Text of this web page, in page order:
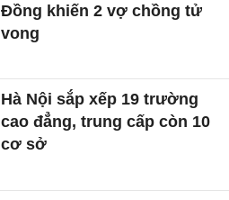
Đồng khiến 2 vợ chồng tử
vong
Hà Nội sắp xếp 19 trường
cao đẳng, trung cấp còn 10
cơ sở